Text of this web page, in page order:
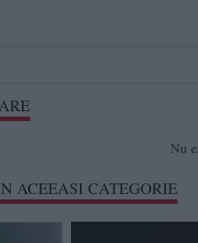
Nu
ACEEASI CATEGORIE